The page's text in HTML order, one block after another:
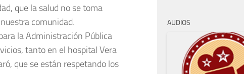
que la salud no se toma
comunidad.
la Administración Pública
tanto en el hospital Vera
que se están respetando los
AUDIOS